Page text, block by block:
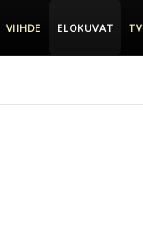
VIIHDE ELOKUVAT TV